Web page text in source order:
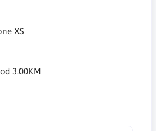
XS
3.00KM